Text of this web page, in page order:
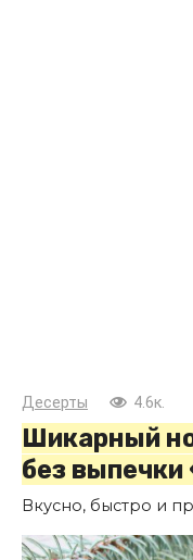
Десерты 4.6к.
Шикарный
без
Вкусно, быстро и